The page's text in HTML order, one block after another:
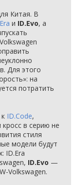
Китая. В
и ID.Evo, а
Для этого
на
потратить
ID.Code,
в серию не
стиля
модели будут
ID.Era
ID.Evo —
Volkswagen.